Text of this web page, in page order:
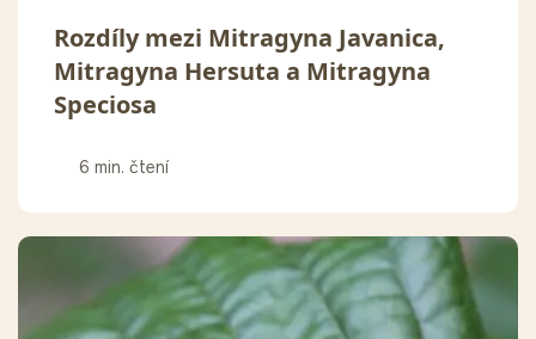
Rozdíly mezi Mitragyna Javanica,
Mitragyna Hersuta a Mitragyna
Speciosa
6 min. čtení